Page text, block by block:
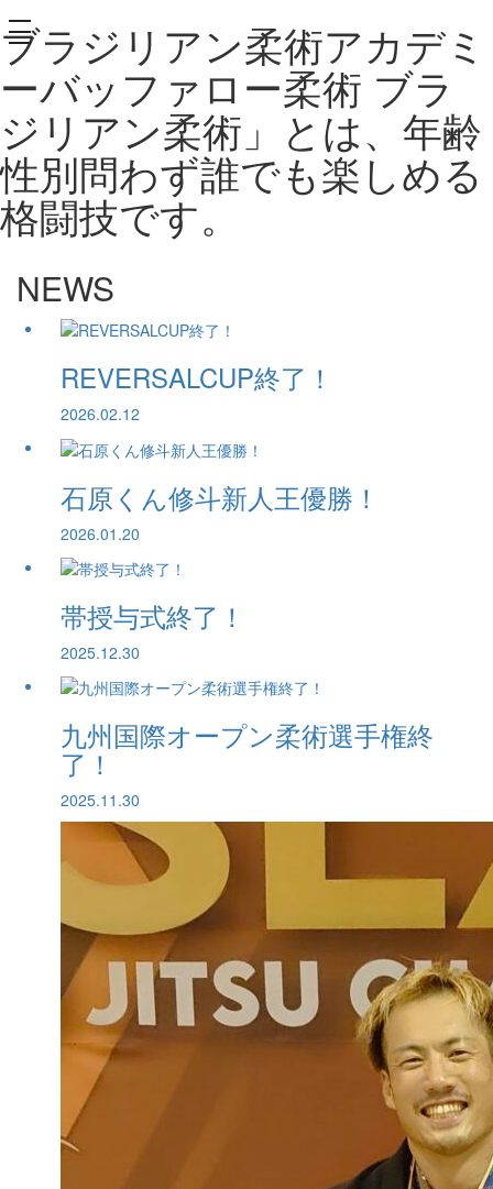
toggle
navigation
ブラジリアン柔術アカデミ
ーバッファロー柔術 ブラ
ジリアン柔術」とは、年齢
性別問わず誰でも楽しめる
格闘技です。
NEWS
REVERSALCUP終了！
2026.02.12
石原くん修斗新人王優勝！
2026.01.20
帯授与式終了！
2025.12.30
九州国際オープン柔術選手権終
了！
2025.11.30